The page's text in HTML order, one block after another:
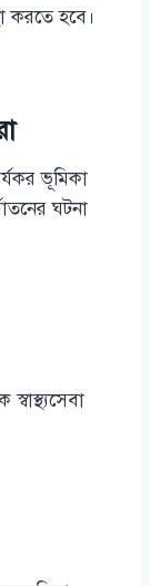
করতে হবে।
ভূমিকা
ঘটনা